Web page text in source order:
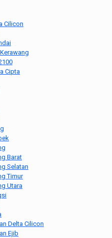
Cilicon
Cipta
Barat
Selatan
Timur
Utara
Delta Cilicon
Ejib